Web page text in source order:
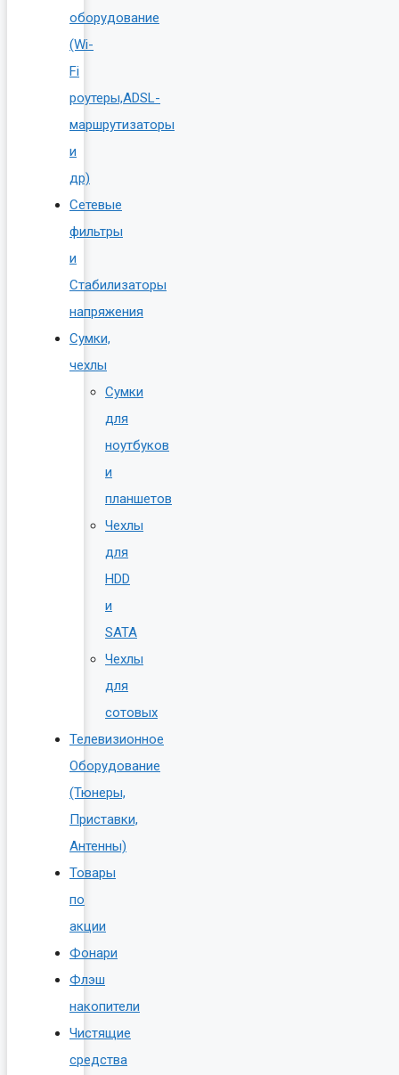
оборудование
(Wi-
Fi
роутеры,ADSL-
маршрутизаторы
и
др)
Сетевые
фильтры
и
Стабилизаторы
напряжения
Сумки,
чехлы
Сумки
для
ноутбуков
и
планшетов
Чехлы
для
HDD
и
SATA
Чехлы
для
сотовых
Телевизионное
Оборудование
(Тюнеры,
Приставки,
Антенны)
Товары
по
акции
Фонари
Флэш
накопители
Чистящие
средства